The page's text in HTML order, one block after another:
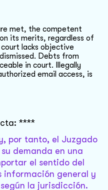
met, the competent
its merits, regardless of
lacks objective
Debts from
in court. Illegally
email access, is
****
por tanto, el Juzgado
demanda en una
el sentido del
información general y
la jurisdicción.